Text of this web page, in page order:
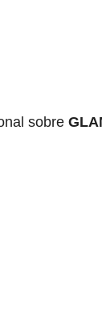
sobre